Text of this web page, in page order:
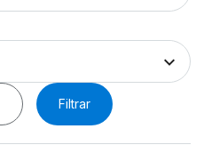
Filtrar